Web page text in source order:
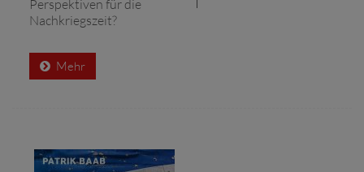
Perspektiven für die
Nachkriegszeit?
Mehr